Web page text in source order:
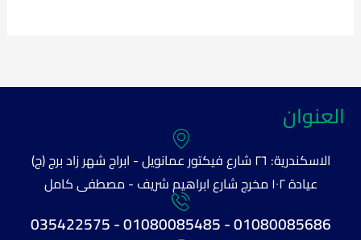
العنوان
الاسكندرية: ٢٦ شارع فيكتور عمانويل - ابراج شهر زاد برج (ج)
عيادة ١٠٢ مخرج شارع ابراهيم شريف - مصطفى كامل
01080085686 - 01080085485 - 035422575